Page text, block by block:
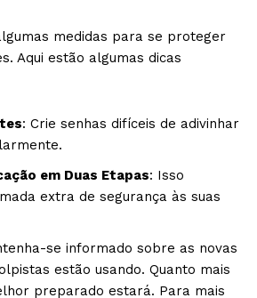
medidas para se proteger
Aqui estão algumas dicas
: Crie senhas difíceis de adivinhar
em Duas Etapas: Isso
extra de segurança às suas
se informado sobre as novas
estão usando. Quanto mais
preparado estará. Para mais